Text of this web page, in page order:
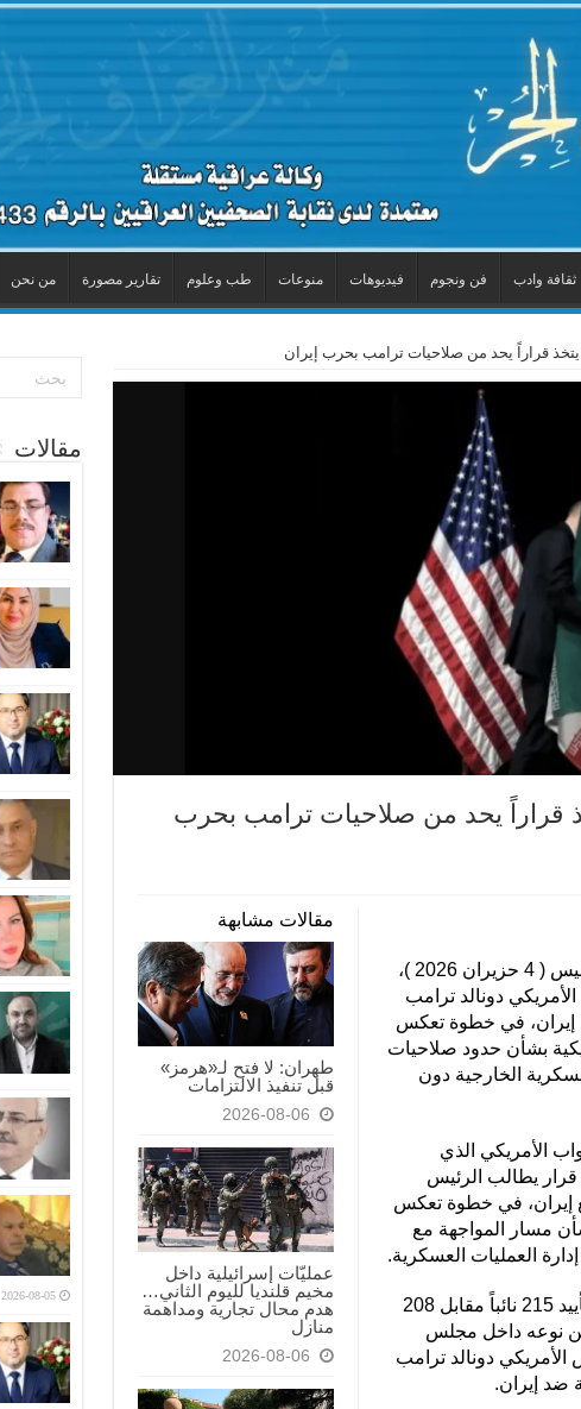
ثقافة وادب فن ونجوم فيديوهات منوعات طب وعلوم تقارير مصورة من نحن
قراراً يحد من صلاحيات ترامب بحرب إيران
قراراً يحد من صلاحيات ترامب بحرب
مقالات مشابهة
طهران: لا فتح لـ«هرمز»
قبل تنفيذ الالتزامات
2026-08-06
عمليّات إسرائيلية داخل
مخيم قلنديا لليوم الثاني…
هدم محال تجارية ومداهمة
منازل
2026-08-06
أقر مجلس النواب الأمريكي، اليوم الخميس ( 4 حزيران 2026 )،
دونالد ترامب
إيران، في خطوة تعكس
بشأن حدود صلاحيات
الخارجية دون
الأمريكي الذي
يطالب الرئيس
إيران، في خطوة تعكس
مسار المواجهة مع
العمليات العسكرية.
وبحسب نتائج التصويت، حظي القرار بتأييد 215 نائباً مقابل 208
نوعه داخل مجلس
الأمريكي دونالد ترامب
ضد إيران.
مقالات
2026-08-05